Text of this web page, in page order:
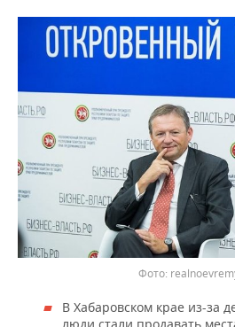
Фото:
В Хабаровском крае из-за